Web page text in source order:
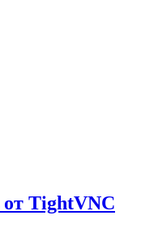
от TightVNC